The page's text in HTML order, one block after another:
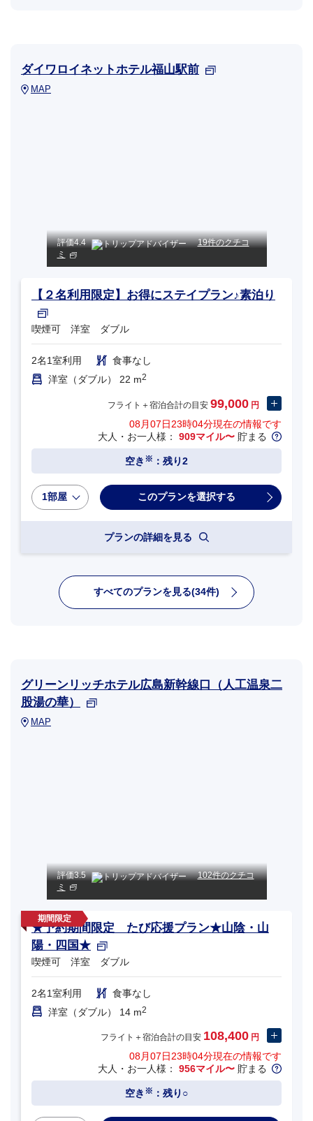
ダイワロイネットホテル福山駅前
MAP
評価4.4
19件のクチコ
ミ
【２名利用限定】お得にステイプラン♪素泊り
喫煙可 洋室 ダブル
2名1室利用
食事なし
洋室（ダブル） 22 m2
フライト＋宿泊合計の目安 99,000 円
08月07日23時04分現在の情報です
大人・お一人様： 909マイル〜 貯まる
空き ※ ：残り2
1部屋
プランの詳細を見る
すべてのプランを見る(34件)
グリーンリッチホテル広島新幹線口（人工温泉二
股湯の華）
MAP
評価3.5
102件のクチコ
ミ
★予約期間限定 たび応援プラン★山陰・山
陽・四国★
喫煙可 洋室 ダブル
2名1室利用
食事なし
洋室（ダブル） 14 m2
フライト＋宿泊合計の目安 108,400 円
08月07日23時04分現在の情報です
大人・お一人様： 956マイル〜 貯まる
空き ※ ：残り○